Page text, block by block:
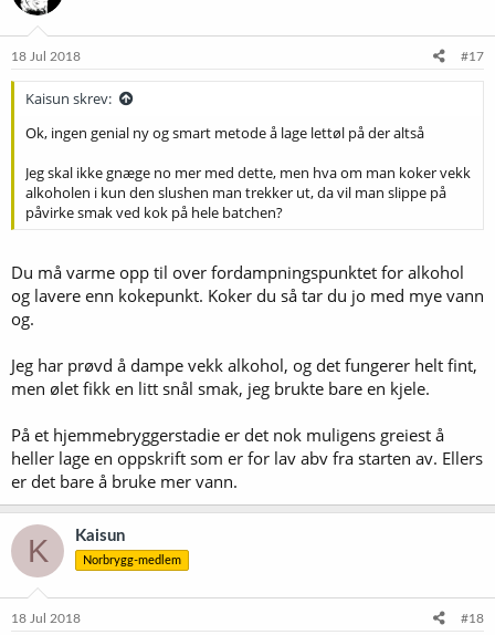
18 Jul 2018 #17
Kaisun skrev:
Ok, ingen genial ny og smart metode å lage lettøl på der altså
Jeg skal ikke gnæge no mer med dette, men hva om man koker vekk
alkoholen i kun den slushen man trekker ut, da vil man slippe på
påvirke smak ved kok på hele batchen?
Du må varme opp til over fordampningspunktet for alkohol
og lavere enn kokepunkt. Koker du så tar du jo med mye vann
og.
Jeg har prøvd å dampe vekk alkohol, og det fungerer helt fint,
men ølet fikk en litt snål smak, jeg brukte bare en kjele.
På et hjemmebryggerstadie er det nok muligens greiest å
heller lage en oppskrift som er for lav abv fra starten av. Ellers
er det bare å bruke mer vann.
K Kaisun
Norbrygg-medlem
18 Jul 2018 #18